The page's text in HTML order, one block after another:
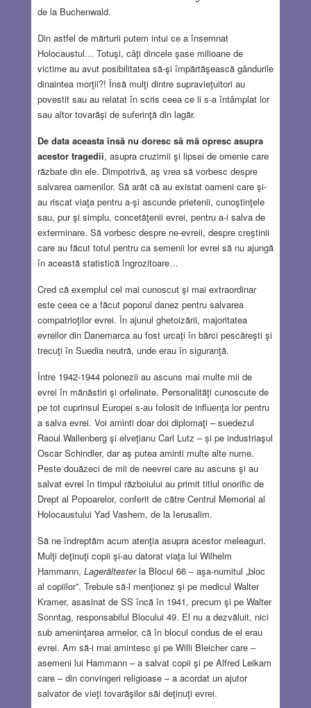
de la Buchenwald.
Din astfel de mărturii putem intui ce a însemnat
Holocaustul… Totuşi, câţi dincele şase milioane de
victime au avut posibilitatea să-şi împărtăşească gândurile
dinaintea morţii?! Însă mulţi dintre supravieţuitori au
povestit sau au relatat în scris ceea ce li s-a întâmplat lor
sau altor tovarăşi de suferinţă din lagăr.
De data aceasta însă nu doresc să mă opresc asupra
acestor tragedii, asupra cruzimii şi lipsei de omenie care
răzbate din ele. Dimpotrivă, aş vrea să vorbesc despre
salvarea oamenilor. Să arăt că au existat oameni care şi-
au riscat viaţa pentru a-şi ascunde prietenii, cunoştinţele
sau, pur şi simplu, concetăţenii evrei, pentru a-i salva de
exterminare. Să vorbesc despre ne-evreii, despre creştinii
care au făcut totul pentru ca semenii lor evrei să nu ajungă
în această statistică îngrozitoare…
Cred că exemplul cel mai cunoscut şi mai extraordinar
este ceea ce a făcut poporul danez pentru salvarea
compatrioţilor evrei. În ajunul ghetoizării, majoritatea
evreilor din Danemarca au fost urcaţi în bărci pescăreşti şi
trecuţi în Suedia neutră, unde erau în siguranţă.
Între 1942-1944 polonezii au ascuns mai multe mii de
evrei în mănăstiri şi orfelinate. Personalităţi cunoscute de
pe tot cuprinsul Europei s-au folosit de influenţa lor pentru
a salva evrei. Voi aminti doar doi diplomaţi – suedezul
Raoul Wallenberg şi elveţianu Carl Lutz – și pe industriaşul
Oscar Schindler, dar aş putea aminti multe alte nume.
Peste douăzeci de mii de neevrei care au ascuns şi au
salvat evrei în timpul războiului au primit titlul onorific de
Drept al Popoarelor, conferit de către Centrul Memorial al
Holocaustului Yad Vashem, de la Ierusalim.
Să ne îndreptăm acum atenţia asupra acestor meleaguri.
Mulţi deţinuţi copii şi-au datorat viaţa lui Wilhelm
Hammann, Lagerältesterla Blocul 66 – aşa-numitul „bloc
al copiilor”. Trebuie să-l menţionez şi pe medicul Walter
Kramer, asasinat de SS încă în 1941, precum şi pe Walter
Sonntag, responsabilul Blocului 49. El nu a dezvăluit, nici
sub ameninţarea armelor, că în blocul condus de el erau
evrei. Am să-i mai amintesc şi pe Willi Bleicher care –
asemeni lui Hammann – a salvat copii şi pe Alfred Leikam
care – din convingeri religioase – a acordat un ajutor
salvator de vieţi tovarăşilor săi deţinuţi evrei.